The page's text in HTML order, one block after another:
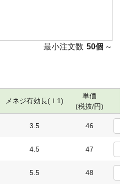
最小注文数 50個 ～
メネジ有効長(ｌ1)
単価
(税抜/円)
3.5 46
4.5 47
5.5 48